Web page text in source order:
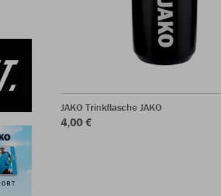
JAKO Trinkflasche JAKO
4,00 €